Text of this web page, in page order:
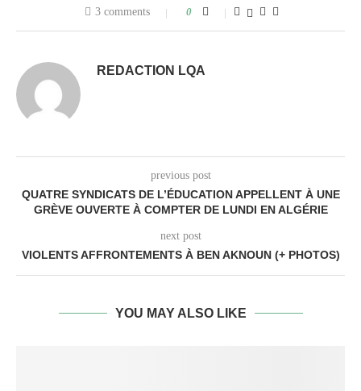
3 comments 0
REDACTION LQA
previous post
QUATRE SYNDICATS DE L’ÉDUCATION APPELLENT À UNE
GRÈVE OUVERTE À COMPTER DE LUNDI EN ALGÉRIE
next post
VIOLENTS AFFRONTEMENTS À BEN AKNOUN (+ PHOTOS)
YOU MAY ALSO LIKE